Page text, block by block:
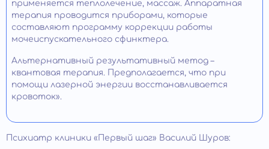
применяется теплолечение, массаж. Аппаратная
терапия проводится приборами, которые
составляют программу коррекции работы
мочеиспускательного сфинктера.
Альтернативный результативный метод –
квантовая терапия. Предполагается, что при
помощи лазерной энергии восстанавливается
кровоток».
Психиатр клиники «Первый шаг» Василий Шуров: